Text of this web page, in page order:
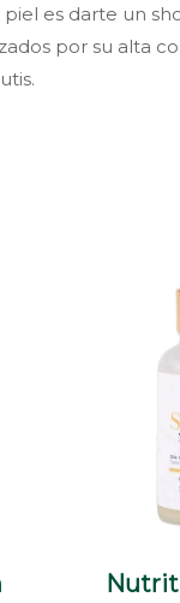
es darte un
por su alta
VISTA RÁPIDA